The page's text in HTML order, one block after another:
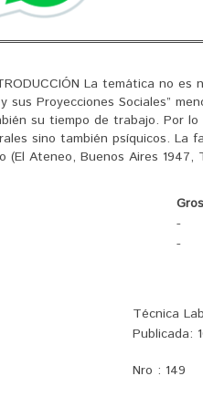
La temática no
sus Proyecciones Sociales”
su tiempo de trabajo. Por
sino también psíquicos. La
Ateneo, Buenos Aires 1947,
-
-
Técnica
Publicada:
Nro : 149